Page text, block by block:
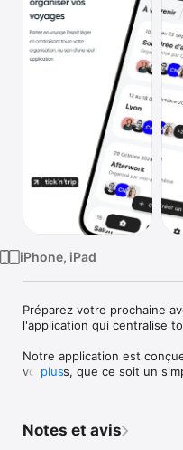
Vision
Watch
iPhone, iPad
Préparez votre prochaine
l'application qui centralise
Notre application est
voyages, que ce soit un
plus
Notes et avis